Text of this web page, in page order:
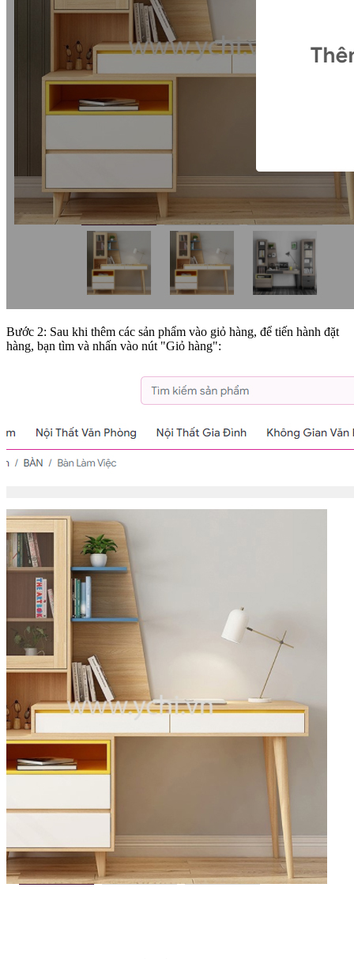
Bước 2: Sau khi thêm các sản phẩm vào giỏ hàng, để tiến hành đặt
hàng, bạn tìm và nhấn vào nút "Giỏ hàng":